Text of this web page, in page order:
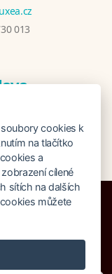
013
074
Kč
cookies k
na tlačítko
a
cílené
sítích na dalších
můžete